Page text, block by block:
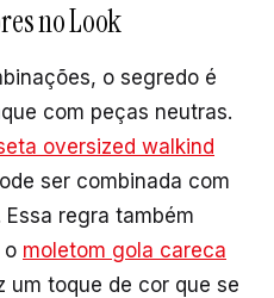
no Look
o segredo é
com peças neutras.
oversized walkind
ser combinada com
regra também
o moletom gola careca
um toque de cor que se